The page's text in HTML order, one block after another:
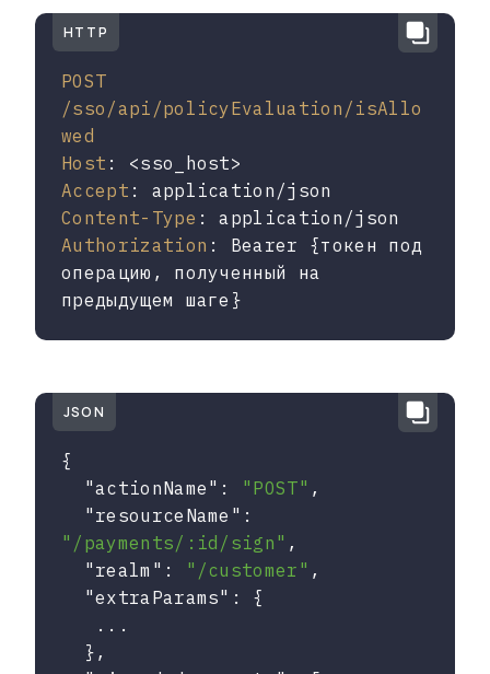
POST
/sso/api/policyEvaluation/isAllo
wed
Host
Accept
Content-Type
Authorization : Bearer {токен под
операцию, полученный на
предыдущем шаге}
HTTP
{
"actionName" : "POST" ,
"resourceName"
"/payments/:id/sign" ,
"realm" : "/customer" ,
"extraParams" : {
JSON